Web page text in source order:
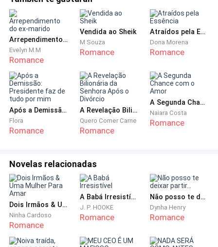
Muitas vezes, senti-me feliz por viver em uma família
abastada e por casar-me com o homem que amava.
Mas esses quatro anos de casamento passaram
depressa, e tudo mudou. Com a morte do meu pai,
minha família entrou em decadência.
Eu não tinha talento para negócios, e para não
desperdiçar os esforços do meu pai, minha mãe teve
que lutar sozinha para manter tudo.
empresa.
Se eu fosse confrontá-lo com base em apenas
suposições, nosso já frágil casamento poderia
desmoronar de vez.
Como não havia ninguém em casa, fui direto para o
Arrependimento do ex-marido
Evelyn M.M
Romance
Vendida ao Sheik
M Souza
Romance
Atraídos pela Essência
Dona Morena
Romance
Após a Demissão: Presidente faz de tudo por mim
Flora
Romance
A Revelação Bilionária da Senhora Após o Divórcio
Quero Comer Carne
Romance
A Segunda Chance com o Amor
Naiara Costa
Romance
Novelas relacionadas
Dois Irmãos & Uma Mulher Para Amar
Ninha Cardoso
Romance
A Babá Irresistível
J. P. HOOKE
Romance
Não posso te deixar partir...
Dynha Henry
Romance